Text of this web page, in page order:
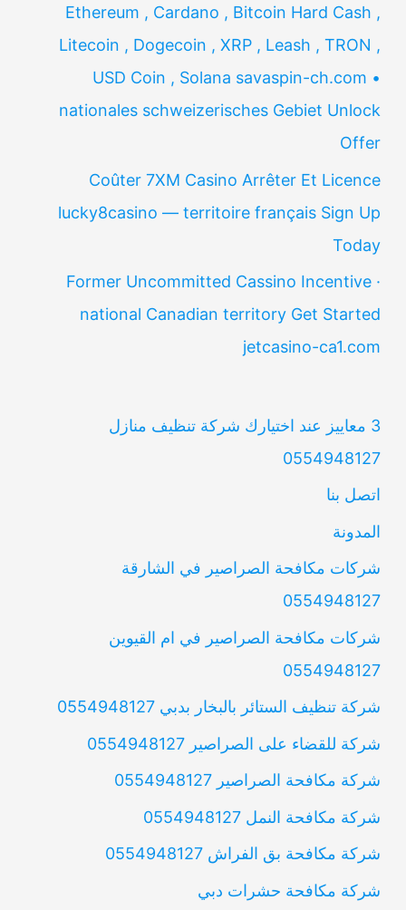
Ethereum , Cardano , Bitcoin Hard Cash ,
Litecoin , Dogecoin , XRP , Leash , TRON ,
USD Coin , Solana savaspin-ch.com •
nationales schweizerisches Gebiet Unlock
Offer
Coûter 7XM Casino Arrêter Et Licence
lucky8casino — territoire français Sign Up
Today
Former Uncommitted Cassino Incentive ·
national Canadian territory Get Started
jetcasino-ca1.com
3 معاييز عند اختيارك شركة تنظيف منازل
0554948127
اتصل بنا
المدونة
شركات مكافحة الصراصير في الشارقة
0554948127
شركات مكافحة الصراصير في ام القيوين
0554948127
شركة تنظيف الستائر بالبخار بدبي 0554948127
شركة للقضاء على الصراصير 0554948127
شركة مكافحة الصراصير 0554948127
شركة مكافحة النمل 0554948127
شركة مكافحة بق الفراش 0554948127
شركة مكافحة حشرات دبي